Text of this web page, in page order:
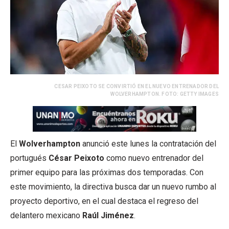
CESAR PEIXOTO SE CONVIRTIÓ EN EL NUEVO ENTRENADOR DEL
WOLVERHAMPTON. FOTO: GETTY IMAGES
El Wolverhampton anunció este lunes la contratación del
portugués César Peixoto como nuevo entrenador del
primer equipo para las próximas dos temporadas. Con
este movimiento, la directiva busca dar un nuevo rumbo al
proyecto deportivo, en el cual destaca el regreso del
delantero mexicano Raúl Jiménez.